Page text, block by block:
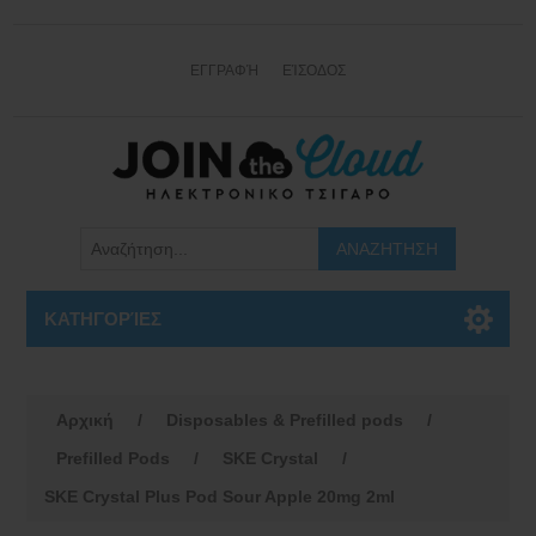
ΕΓΓΡΑΦΉ ΕΊΣΟΔΟΣ
ΚΑΤΗΓΟΡΊΕΣ
Αρχική / Disposables & Prefilled pods
/
Prefilled Pods
/ SKE Crystal
/
SKE Crystal Plus Pod Sour Apple 20mg 2ml